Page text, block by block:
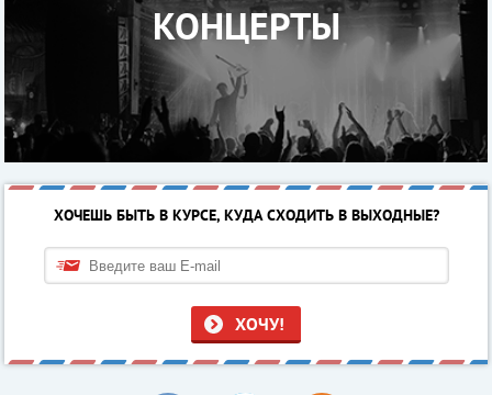
КОНЦЕРТЫ
ХОЧЕШЬ БЫТЬ В КУРСЕ, КУДА СХОДИТЬ В ВЫХОДНЫЕ?
ХОЧУ!